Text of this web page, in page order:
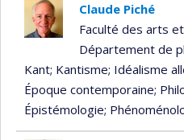
Claude Piché
Faculté des arts
Département de
Kant; Kantisme; Idéalisme
Époque contemporaine;
Épistémologie;